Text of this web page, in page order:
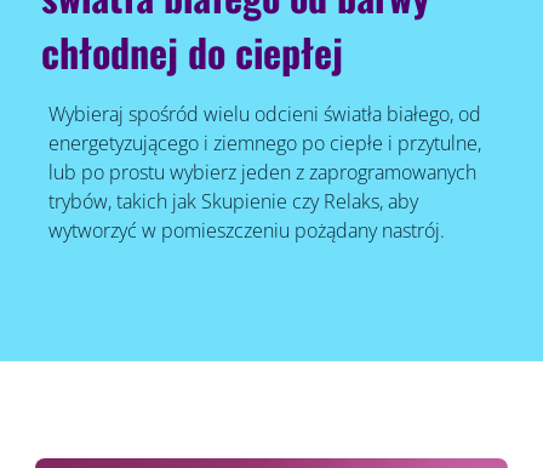
chłodnej do ciepłej
Wybieraj spośród wielu odcieni światła białego, od
energetyzującego i ziemnego po ciepłe i przytulne,
lub po prostu wybierz jeden z zaprogramowanych
trybów, takich jak Skupienie czy Relaks, aby
wytworzyć w pomieszczeniu pożądany nastrój.